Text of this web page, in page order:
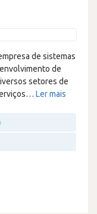
de sistemas
de
setores de
… Ler mais